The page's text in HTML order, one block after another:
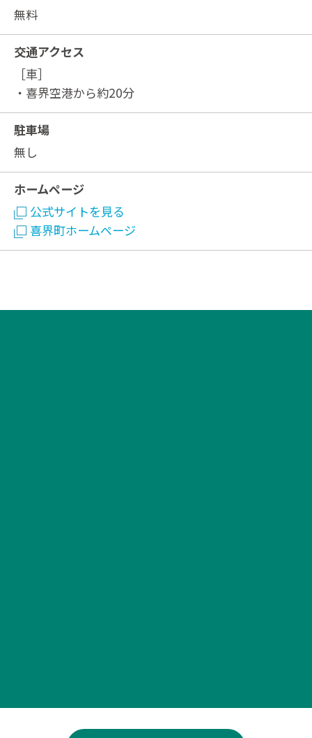
無料
交通アクセス
［車］
・喜界空港から約20分
駐車場
無し
ホームページ
公式サイトを見る
喜界町ホームページ